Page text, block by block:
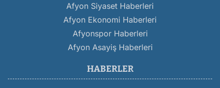
Afyon Siyaset Haberleri
Afyon Ekonomi Haberleri
Afyonspor Haberleri
Afyon Asayiş Haberleri
HABERLER